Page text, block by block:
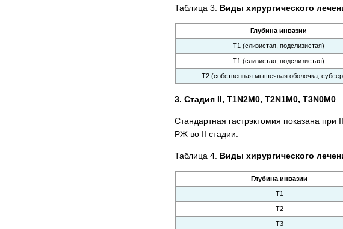
Таблица 3. Виды хирургического
Глубина инвазии
Т1 (слизистая, подслизистая)
Т1 (слизистая, подслизистая)
Т2 (собственная мышечная оболочка,
3. Стадия II, T1N2M0, T2N1M0, T3N0M0
Стандартная гастрэктомия показана
РЖ во II стадии.
Таблица 4. Виды хирургического
Глубина инвазии
Т1
Т2
Т3